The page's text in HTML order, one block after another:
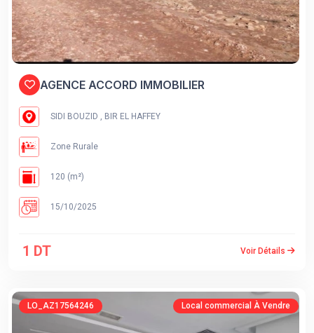
AGENCE ACCORD IMMOBILIER
SIDI BOUZID , BIR EL HAFFEY
Zone Rurale
120 (m²)
15/10/2025
1 DT Voir Détails
LO_AZ17564246 Local commercial À Vendre